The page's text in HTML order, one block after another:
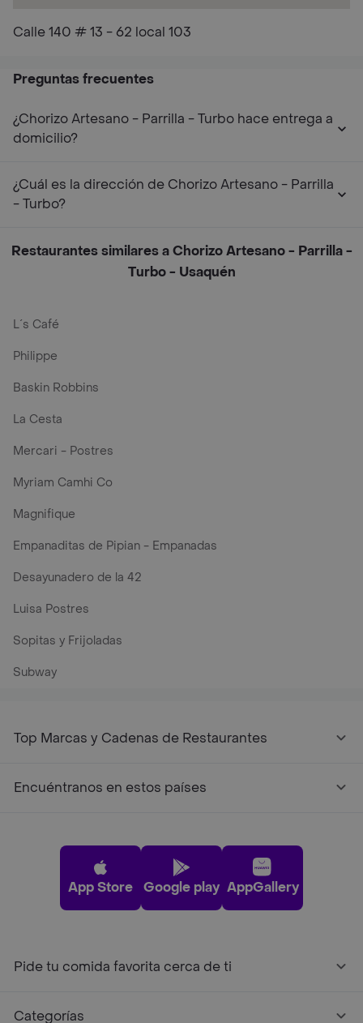
Calle 140 # 13 - 62 local 103
Preguntas frecuentes
¿Chorizo Artesano - Parrilla - Turbo hace entrega a
domicilio?
¿Cuál es la dirección de Chorizo Artesano - Parrilla
- Turbo?
Restaurantes similares a Chorizo Artesano - Parrilla -
Turbo - Usaquén
L´s Café
Philippe
Baskin Robbins
La Cesta
Mercari - Postres
Myriam Camhi Co
Magnifique
Empanaditas de Pipian - Empanadas
Desayunadero de la 42
Luisa Postres
Sopitas y Frijoladas
Subway
Top Marcas y Cadenas de Restaurantes
Encuéntranos en estos países
App Store Google play AppGallery
Pide tu comida favorita cerca de ti
Categorías